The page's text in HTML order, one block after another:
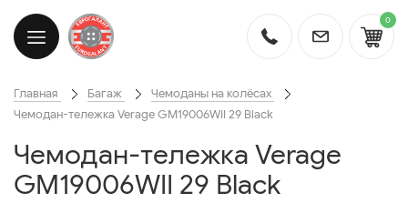
0
Главная Багаж
Чемоданы на колёсах
Чемодан-тележка Verage GM19006WII 29 Black
Чемодан-тележка Verage
GM19006WII 29 Black